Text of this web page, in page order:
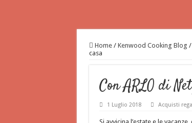
Home / Kenwood Cooking Blog /
casa
Con ARLO di
1 Luglio 2018 Acquisti